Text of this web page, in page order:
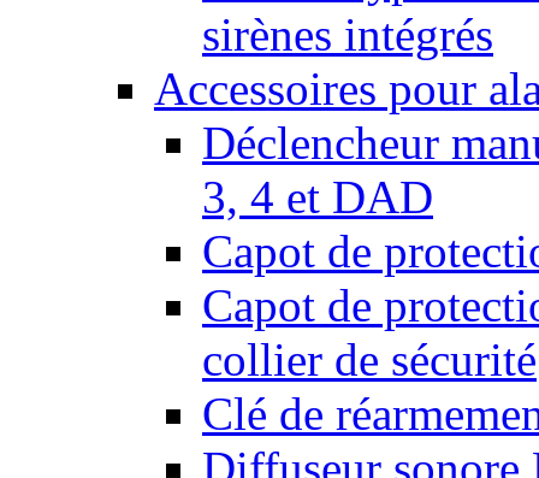
sirènes intégrés
Accessoires pour
Déclencheur
3, 4 et DAD
Capot de
Capot de
collier de sécurité
Clé de
Diffuseur sonore